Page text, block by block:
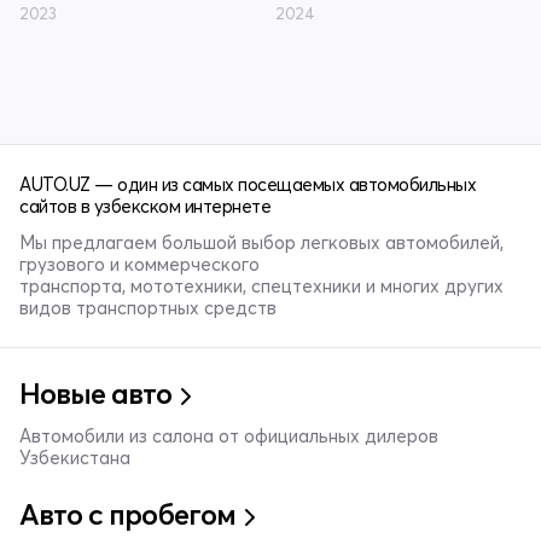
2023 2024
AUTO.UZ — один из самых посещаемых автомобильных
сайтов в узбекском интернете
Мы предлагаем большой выбор легковых автомобилей,
грузового и коммерческого
транспорта, мототехники, спецтехники и многих других
видов транспортных средств
Новые авто
Автомобили из салона от официальных дилеров
Узбекистана
Авто с пробегом